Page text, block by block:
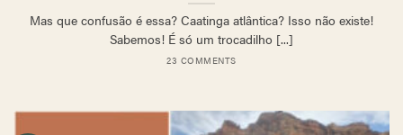
Mas que confusão é essa? Caatinga atlântica? Isso não existe!
Sabemos! É só um trocadilho [...]
23 COMMENTS